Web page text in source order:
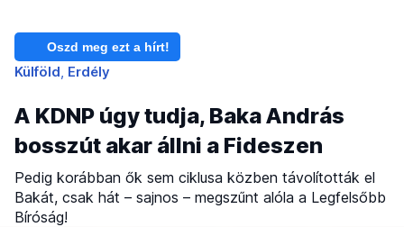
Oszd meg ezt a hírt!
Külföld Erdély
A KDNP úgy tudja, Baka András
bosszút akar állni a Fideszen
Pedig korábban ők sem ciklusa közben távolították el
Bakát, csak hát – sajnos – megszűnt alóla a Legfelsőbb
Bíróság!